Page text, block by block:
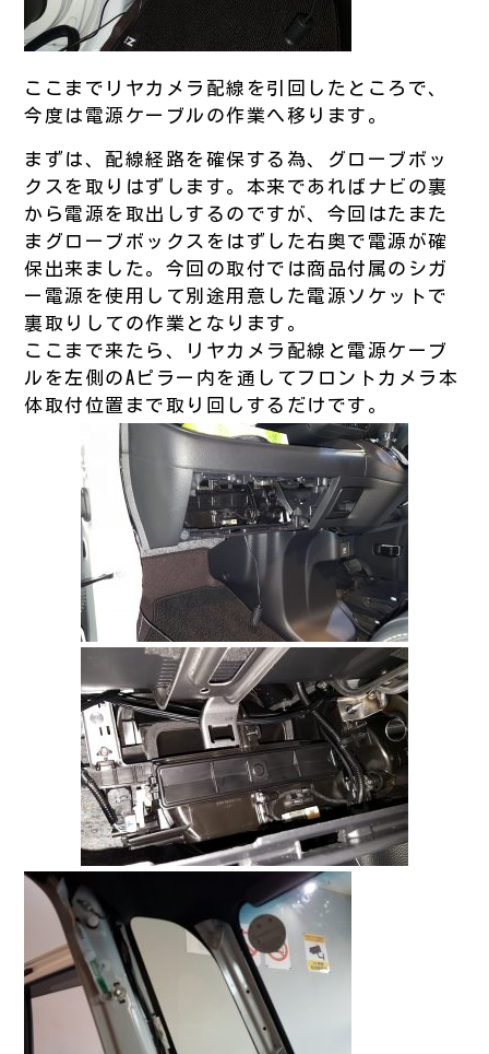
ここまでリヤカメラ配線を引回したところで、
今度は電源ケーブルの作業へ移ります。
まずは、配線経路を確保する為、グローブボッ
クスを取りはずします。本来であればナビの裏
から電源を取出しするのですが、今回はたまた
まグローブボックスをはずした右奥で電源が確
保出来ました。今回の取付では商品付属のシガ
ー電源を使用して別途用意した電源ソケットで
裏取りしての作業となります。
ここまで来たら、リヤカメラ配線と電源ケーブ
ルを左側のAピラー内を通してフロントカメラ本
体取付位置まで取り回しするだけです。